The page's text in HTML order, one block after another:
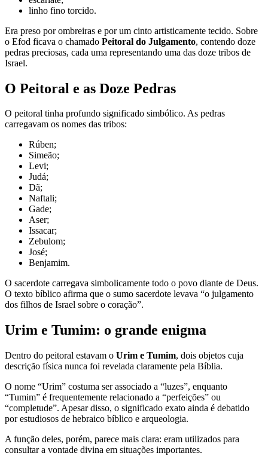
linho fino torcido.
Era preso por ombreiras e por um cinto artisticamente tecido. Sobre
o Efod ficava o chamado Peitoral do Julgamento, contendo doze
pedras preciosas, cada uma representando uma das doze tribos de
Israel.
O Peitoral e as Doze Pedras
O peitoral tinha profundo significado simbólico. As pedras
carregavam os nomes das tribos:
Rúben;
Simeão;
Levi;
Judá;
Dã;
Naftali;
Gade;
Aser;
Issacar;
Zebulom;
José;
Benjamim.
O sacerdote carregava simbolicamente todo o povo diante de Deus.
O texto bíblico afirma que o sumo sacerdote levava “o julgamento
dos filhos de Israel sobre o coração”.
Urim e Tumim: o grande enigma
Dentro do peitoral estavam o Urim e Tumim, dois objetos cuja
descrição física nunca foi revelada claramente pela Bíblia.
O nome “Urim” costuma ser associado a “luzes”, enquanto
“Tumim” é frequentemente relacionado a “perfeições” ou
“completude”. Apesar disso, o significado exato ainda é debatido
por estudiosos de hebraico bíblico e arqueologia.
A função deles, porém, parece mais clara: eram utilizados para
consultar a vontade divina em situações importantes.